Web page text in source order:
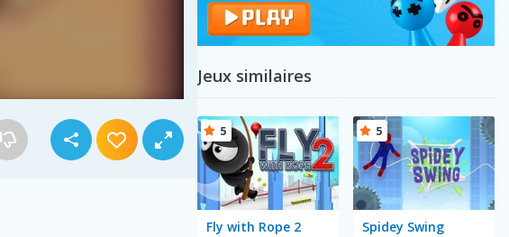
Jeux similaires
Fly with Rope 2
5
Spidey Swing
5